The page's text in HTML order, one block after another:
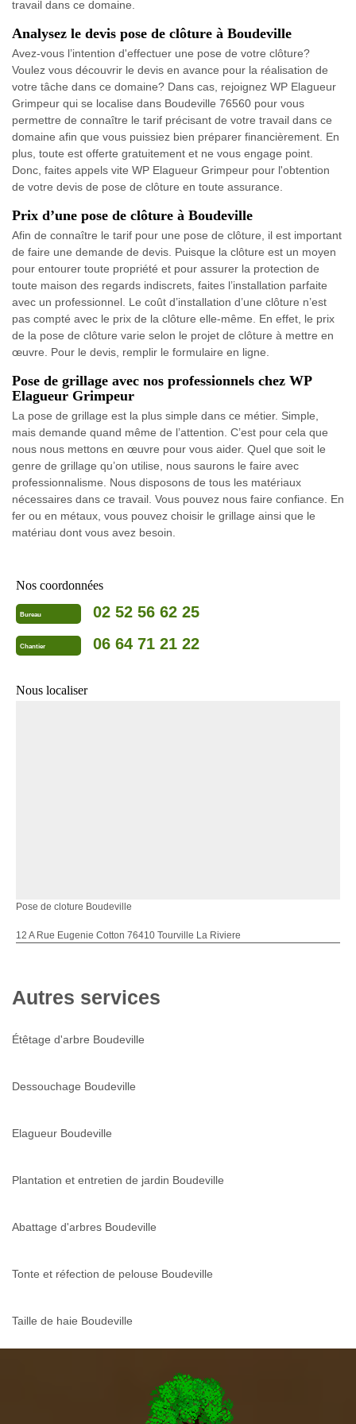
travail dans ce domaine.
Analysez le devis pose de clôture à Boudeville
Avez-vous l’intention d'effectuer une pose de votre clôture?
Voulez vous découvrir le devis en avance pour la réalisation de
votre tâche dans ce domaine? Dans cas, rejoignez WP Elagueur
Grimpeur qui se localise dans Boudeville 76560 pour vous
permettre de connaître le tarif précisant de votre travail dans ce
domaine afin que vous puissiez bien préparer financièrement. En
plus, toute est offerte gratuitement et ne vous engage point.
Donc, faites appels vite WP Elagueur Grimpeur pour l'obtention
de votre devis de pose de clôture en toute assurance.
Prix d’une pose de clôture à Boudeville
Afin de connaître le tarif pour une pose de clôture, il est important
de faire une demande de devis. Puisque la clôture est un moyen
pour entourer toute propriété et pour assurer la protection de
toute maison des regards indiscrets, faites l’installation parfaite
avec un professionnel. Le coût d’installation d’une clôture n’est
pas compté avec le prix de la clôture elle-même. En effet, le prix
de la pose de clôture varie selon le projet de clôture à mettre en
œuvre. Pour le devis, remplir le formulaire en ligne.
Pose de grillage avec nos professionnels chez WP
Elagueur Grimpeur
La pose de grillage est la plus simple dans ce métier. Simple,
mais demande quand même de l’attention. C’est pour cela que
nous nous mettons en œuvre pour vous aider. Quel que soit le
genre de grillage qu’on utilise, nous saurons le faire avec
professionnalisme. Nous disposons de tous les matériaux
nécessaires dans ce travail. Vous pouvez nous faire confiance. En
fer ou en métaux, vous pouvez choisir le grillage ainsi que le
matériau dont vous avez besoin.
Nos coordonnées
Bureau 02 52 56 62 25
Chantier 06 64 71 21 22
Nous localiser
Pose de cloture Boudeville
12 A Rue Eugenie Cotton 76410 Tourville La Riviere
Autres services
Étêtage d'arbre Boudeville
Dessouchage Boudeville
Elagueur Boudeville
Plantation et entretien de jardin Boudeville
Abattage d'arbres Boudeville
Tonte et réfection de pelouse Boudeville
Taille de haie Boudeville